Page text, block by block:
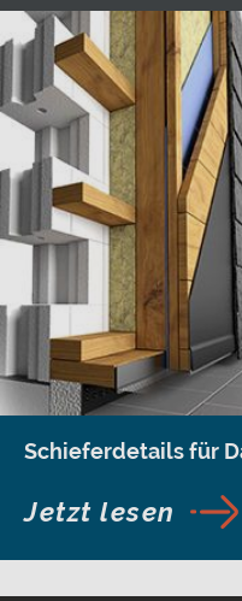
Schieferdetails für
Jetzt lesen